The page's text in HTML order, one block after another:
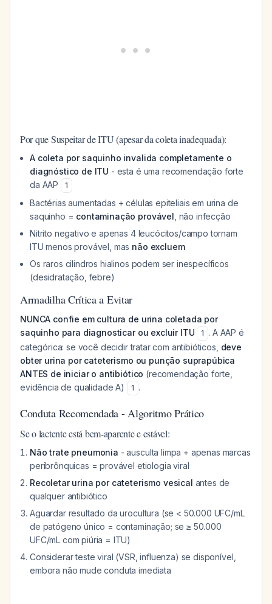
Por que Suspeitar de ITU (apesar da coleta inadequada):
A coleta por saquinho invalida completamente o
diagnóstico de ITU - esta é uma recomendação forte
da AAP
1
Bactérias aumentadas + células epiteliais em urina de
saquinho = contaminação provável , não infecção
Nitrito negativo e apenas 4 leucócitos/campo tornam
ITU menos provável, mas não excluem
Os raros cilindros hialinos podem ser inespecíficos
(desidratação, febre)
Armadilha Crítica a Evitar
NUNCA confie em cultura de urina coletada por
saquinho para diagnosticar ou excluir ITU
1 . A AAP é
categórica: se você decidir tratar com antibióticos, deve
obter urina por cateterismo ou punção suprapúbica
ANTES de iniciar o antibiótico (recomendação forte,
evidência de qualidade A)
1 .
Conduta Recomendada - Algoritmo Prático
Se o lactente está bem-aparente e estável:
Não trate pneumonia - ausculta limpa + apenas marcas
peribrônquicas = provável etiologia viral
Recoletar urina por cateterismo vesical antes de
qualquer antibiótico
Aguardar resultado da urocultura (se < 50.000 UFC/mL
de patógeno único = contaminação; se ≥ 50.000
UFC/mL com piúria = ITU)
Considerar teste viral (VSR, influenza) se disponível,
embora não mude conduta imediata